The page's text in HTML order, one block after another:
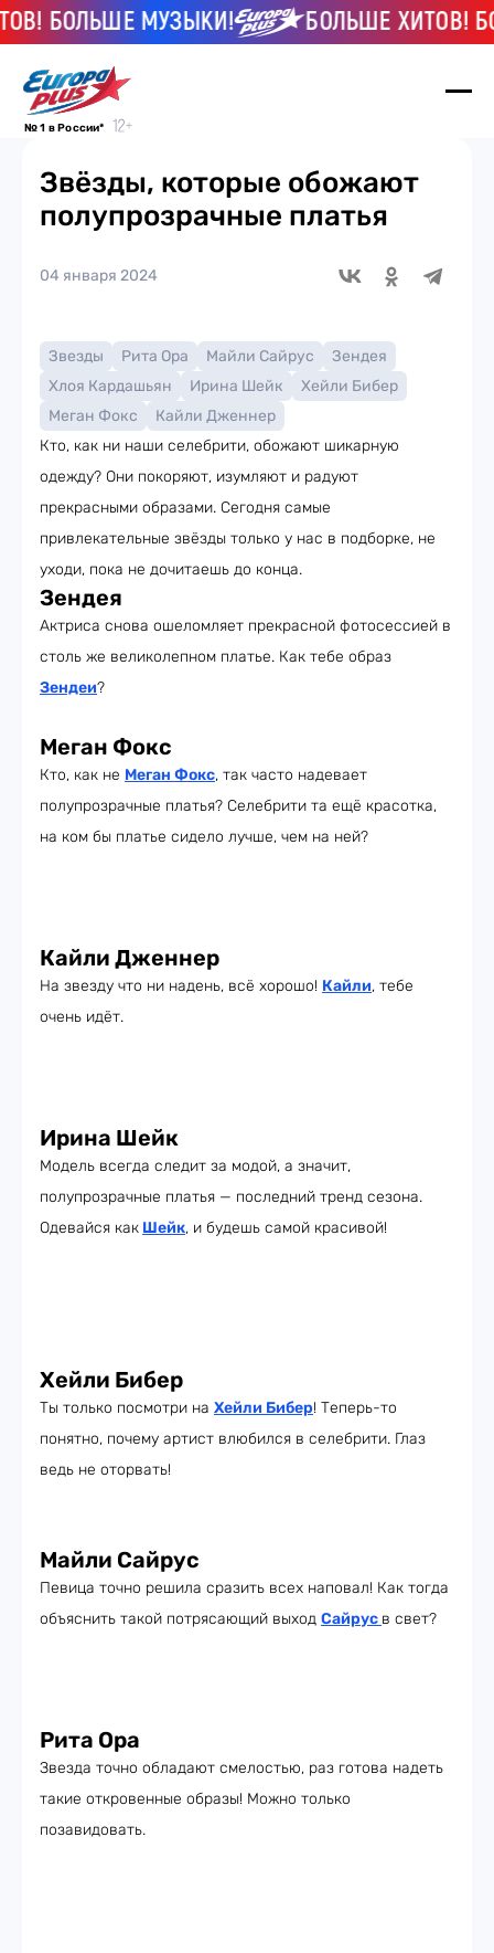
БОЛЬШЕ МУЗЫКИ! БОЛЬШЕ ХИТОВ!
№ 1 в России*
Звёзды, которые обожают
полупрозрачные платья
04 января 2024
Звезды Рита Ора Майли Сайрус
Зендея
Хлоя Кардашьян
Ирина Шейк
Хейли Бибер
Меган Фокс
Кайли Дженнер
Кто, как ни наши селебрити, обожают шикарную
одежду? Они покоряют, изумляют и радуют
прекрасными образами. Сегодня самые
привлекательные звёзды только у нас в подборке, не
уходи, пока не дочитаешь до конца.
Зендея
Актриса снова ошеломляет прекрасной фотосессией в
столь же великолепном платье. Как тебе образ
Зендеи?
Меган Фокс
Кто, как не Меган Фокс, так часто надевает
полупрозрачные платья? Селебрити та ещё красотка,
на ком бы платье сидело лучше, чем на ней?
Кайли Дженнер
На звезду что ни надень, всё хорошо! Кайли, тебе
очень идёт.
Ирина Шейк
Модель всегда следит за модой, а значит,
полупрозрачные платья — последний тренд сезона.
Одевайся как Шейк, и будешь самой красивой!
Хейли Бибер
Ты только посмотри на Хейли Бибер! Теперь-то
понятно, почему артист влюбился в селебрити. Глаз
ведь не оторвать!
Майли Сайрус
Певица точно решила сразить всех наповал! Как тогда
объяснить такой потрясающий выход Сайрус в свет?
Рита Ора
Звезда точно обладают смелостью, раз готова надеть
такие откровенные образы! Можно только
позавидовать.